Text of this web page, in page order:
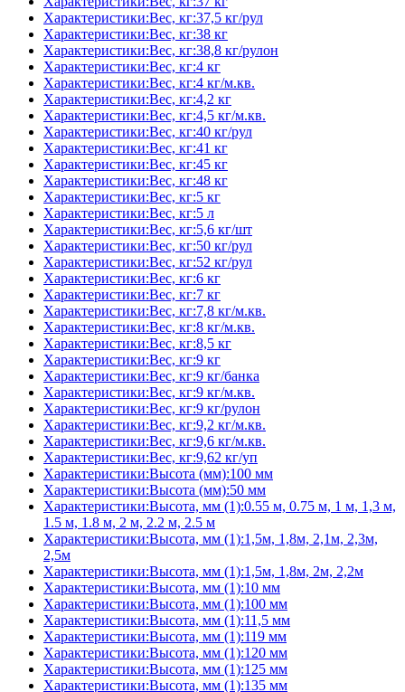
Характеристики:Вес, кг:37,5 кг/рул
Характеристики:Вес, кг:38 кг
Характеристики:Вес, кг:38,8 кг/рулон
Характеристики:Вес, кг:4 кг
Характеристики:Вес, кг:4 кг/м.кв.
Характеристики:Вес, кг:4,2 кг
Характеристики:Вес, кг:4,5 кг/м.кв.
Характеристики:Вес, кг:40 кг/рул
Характеристики:Вес, кг:41 кг
Характеристики:Вес, кг:45 кг
Характеристики:Вес, кг:48 кг
Характеристики:Вес, кг:5 кг
Характеристики:Вес, кг:5 л
Характеристики:Вес, кг:5,6 кг/шт
Характеристики:Вес, кг:50 кг/рул
Характеристики:Вес, кг:52 кг/рул
Характеристики:Вес, кг:6 кг
Характеристики:Вес, кг:7 кг
Характеристики:Вес, кг:7,8 кг/м.кв.
Характеристики:Вес, кг:8 кг/м.кв.
Характеристики:Вес, кг:8,5 кг
Характеристики:Вес, кг:9 кг
Характеристики:Вес, кг:9 кг/банка
Характеристики:Вес, кг:9 кг/м.кв.
Характеристики:Вес, кг:9 кг/рулон
Характеристики:Вес, кг:9,2 кг/м.кв.
Характеристики:Вес, кг:9,6 кг/м.кв.
Характеристики:Вес, кг:9,62 кг/уп
Характеристики:Высота (мм):100 мм
Характеристики:Высота (мм):50 мм
Характеристики:Высота, мм (1):0.55 м, 0.75 м, 1 м, 1,3 м,
1.5 м, 1.8 м, 2 м, 2.2 м, 2.5 м
Характеристики:Высота, мм (1):1,5м, 1,8м, 2,1м, 2,3м,
2,5м
Характеристики:Высота, мм (1):1,5м, 1,8м, 2м, 2,2м
Характеристики:Высота, мм (1):10 мм
Характеристики:Высота, мм (1):100 мм
Характеристики:Высота, мм (1):11,5 мм
Характеристики:Высота, мм (1):119 мм
Характеристики:Высота, мм (1):120 мм
Характеристики:Высота, мм (1):125 мм
Характеристики:Высота, мм (1):135 мм